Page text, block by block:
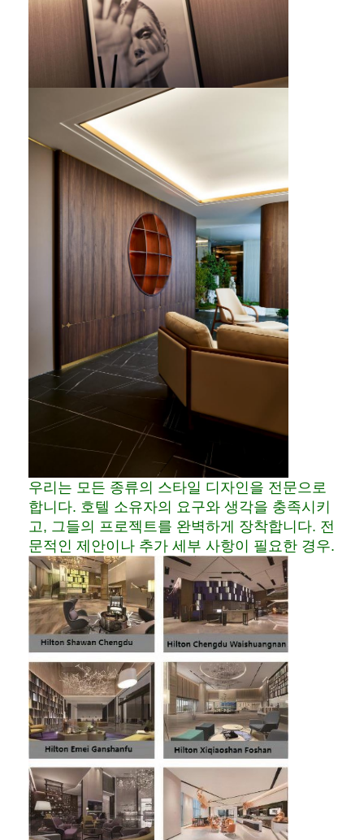
우리는 모든 종류의 스타일 디자인을 전문으로
합니다. 호텔 소유자의 요구와 생각을 충족시키
고, 그들의 프로젝트를 완벽하게 장착합니다. 전
문적인 제안이나 추가 세부 사항이 필요한 경우.